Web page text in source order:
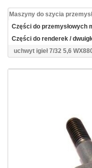
Maszyny do szycia
Części do przemysłowych
Części do renderek /
uchwyt igieł 7/32 5,6